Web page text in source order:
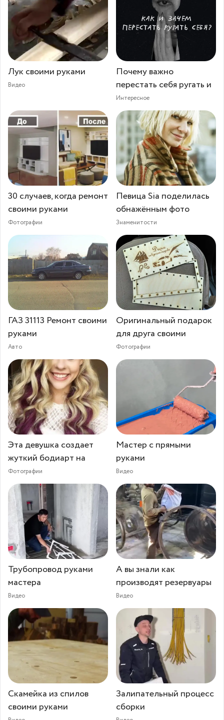
Лук своими руками
Видео
Почему важно
перестать себя ругать и
Интересное
30 случаев, когда ремонт
своими руками
Фотографии
Певица Sia поделилась
обнажённым фото
Знаменитости
ГАЗ 31113 Ремонт своими
руками
Авто
Оригинальный подарок
для друга своими
Фотографии
Эта девушка создает
жуткий бодиарт на
Фотографии
Мастер с прямыми
руками
Видео
Трубопровод руками
мастера
Видео
А вы знали как
производят резервуары
Видео
Скамейка из спилов
своими руками
Залипательный процесс
сборки